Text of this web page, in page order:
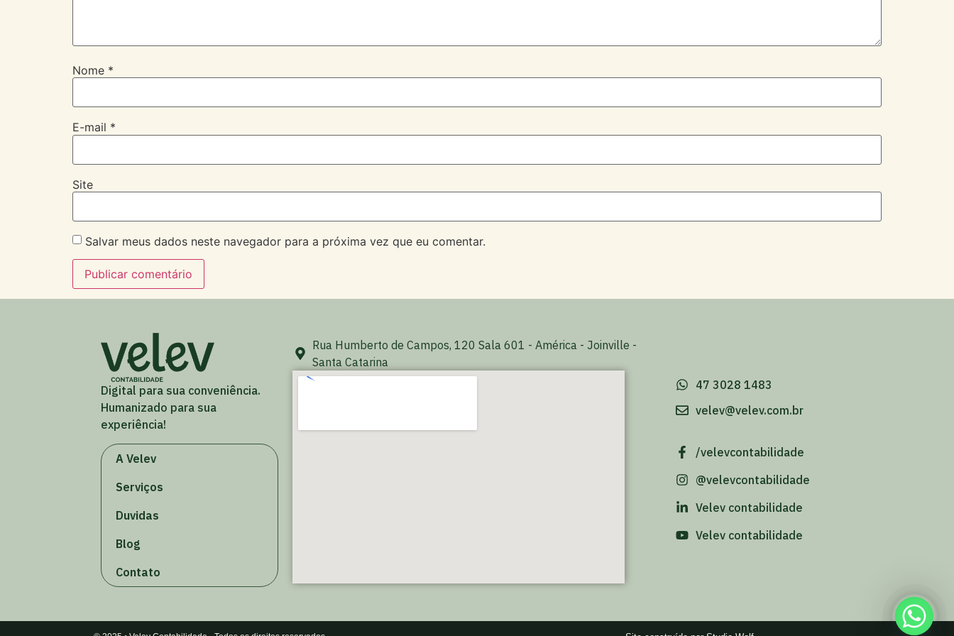
Nome *
E-mail *
Site
Salvar meus dados neste navegador para a próxima vez que eu comentar.
Digital para sua conveniência.
Humanizado para sua
experiência!
A Velev
Serviços
Duvidas
Blog
Contato
Rua Humberto de Campos, 120 Sala 601 - América - Joinville -
Santa Catarina
/velevcontabilidade
@velevcontabilidade
Velev contabilidade
Velev contabilidade
47 3028 1483
velev@velev.com.br